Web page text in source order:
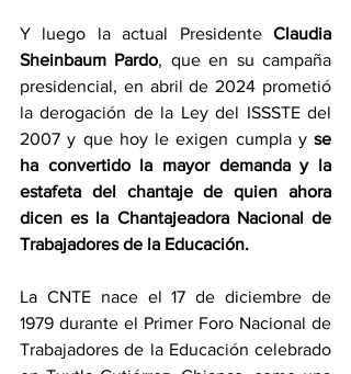
Y luego la actual Presidente Claudia
Sheinbaum Pardo, que en su campaña
presidencial, en abril de 2024 prometió
la derogación de la Ley del ISSSTE del
2007 y que hoy le exigen cumpla y se
ha convertido la mayor demanda y la
estafeta del chantaje de quien ahora
dicen es la Chantajeadora Nacional de
Trabajadores de la Educación.
La CNTE nace el 17 de diciembre de
1979 durante el Primer Foro Nacional de
Trabajadores de la Educación celebrado